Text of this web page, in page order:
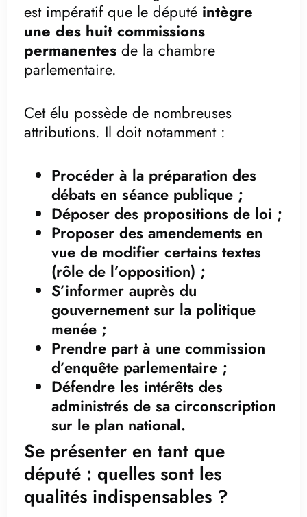
est impératif que le député intègre
une des huit commissions
permanentes de la chambre
parlementaire.
Cet élu possède de nombreuses
attributions. Il doit notamment :
Procéder à la préparation des
débats en séance publique ;
Déposer des propositions de loi ;
Proposer des amendements en
vue de modifier certains textes
(rôle de l’opposition) ;
S’informer auprès du
gouvernement sur la politique
menée ;
Prendre part à une commission
d’enquête parlementaire ;
Défendre les intérêts des
administrés de sa circonscription
sur le plan national.
Se présenter en tant que
député : quelles sont les
qualités indispensables ?